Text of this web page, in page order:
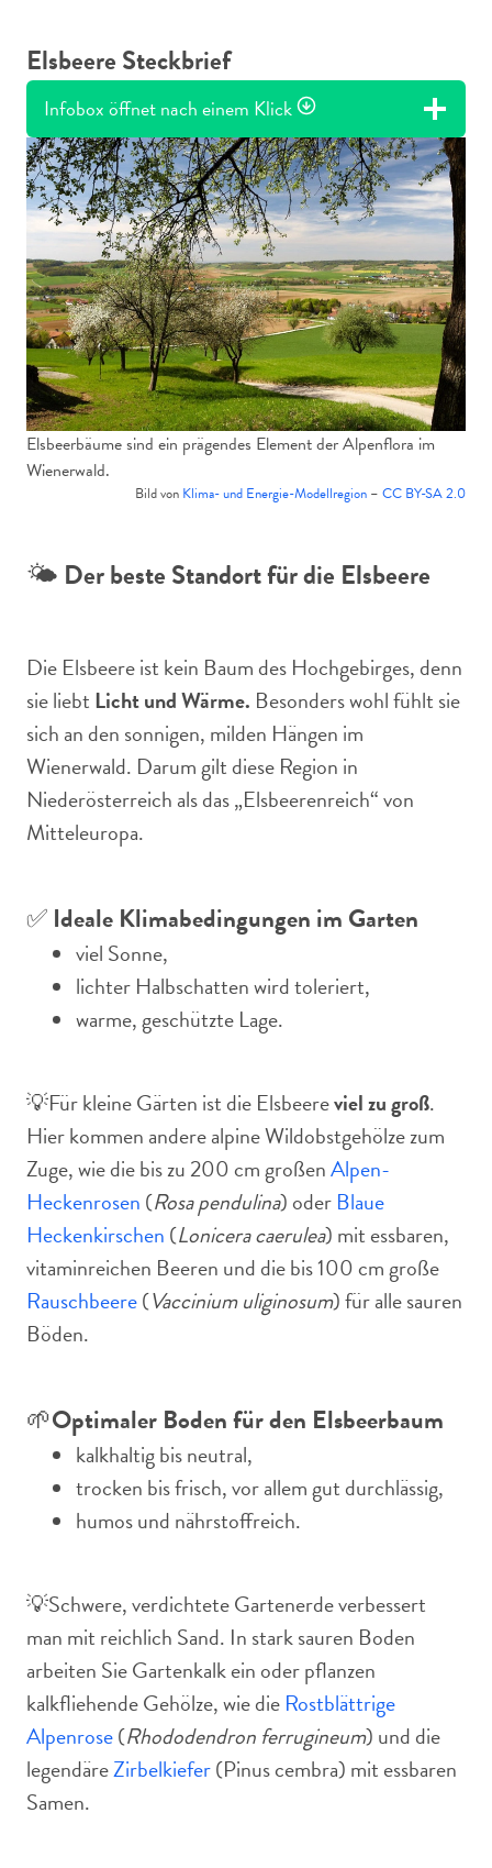
Elsbeere Steckbrief
Infobox öffnet nach einem Klick
Elsbeerbäume sind ein prägendes Element der Alpenflora im
Wienerwald.
Bild von Klima- und Energie-Modellregion – CC BY-SA 2.0
🌤️ Der beste Standort für die Elsbeere
Die Elsbeere ist kein Baum des Hochgebirges, denn
sie liebt Licht und Wärme. Besonders wohl fühlt sie
sich an den sonnigen, milden Hängen im
Wienerwald. Darum gilt diese Region in
Niederösterreich als das „Elsbeerenreich“ von
Mitteleuropa.
✅ Ideale Klimabedingungen im Garten
viel Sonne,
lichter Halbschatten wird toleriert,
warme, geschützte Lage.
💡Für kleine Gärten ist die Elsbeereviel zu groß.
Hier kommen andere alpine Wildobstgehölze zum
Zuge, wie die bis zu 200 cm großenAlpen-
Heckenrosen (Rosa pendulina) oder Blaue
Heckenkirschen (Lonicera caerulea) mit essbaren,
vitaminreichen Beeren und die bis 100 cm große
Rauschbeere(Vaccinium uliginosum) für alle sauren
Böden.
🌱Optimaler Boden für den Elsbeerbaum
kalkhaltig bis neutral,
trocken bis frisch, vor allem gut durchlässig,
humos und nährstoffreich.
💡Schwere, verdichtete Gartenerde verbessert
man mit reichlich Sand. In stark sauren Boden
arbeiten Sie Gartenkalk ein oder pflanzen
kalkfliehende Gehölze, wie die Rostblättrige
Alpenrose(Rhododendron ferrugineum) und die
legendäreZirbelkiefer(Pinus cembra) mit essbaren
Samen.